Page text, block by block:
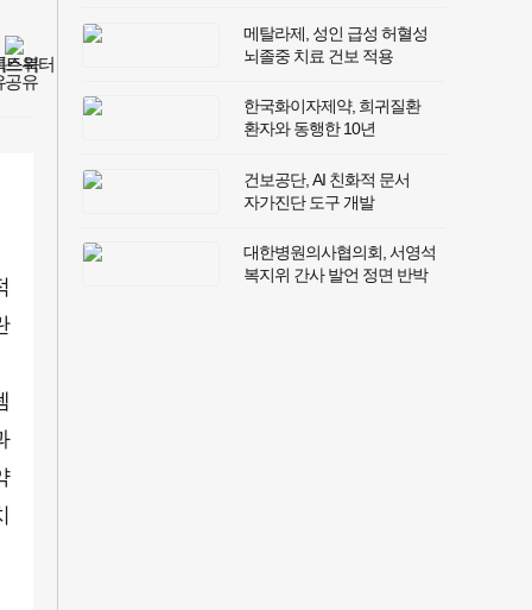
메탈라제, 성인 급성 허혈성
뇌졸중 치료 건보 적용
한국화이자제약, 희귀질환
환자와 동행한 10년
건보공단, AI 친화적 문서
자가진단 도구 개발
대한병원의사협의회, 서영석
복지위 간사 발언 정면 반박